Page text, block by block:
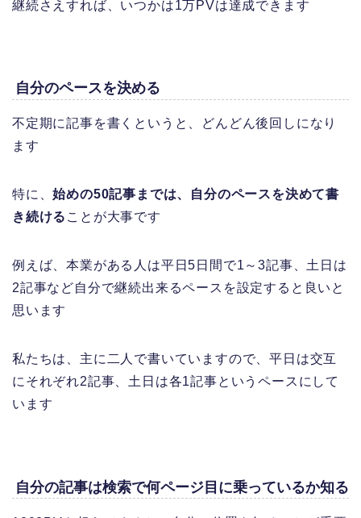
継続さえすれば、いつかは1万PVは達成できます
自分のペースを決める
不定期に記事を書くというと、どんどん後回しになり
ます
特に、始めの50記事までは、自分のペースを決めて書
き続ける ことが大事です
例えば、本業がある人は平日5日間で1～3記事、土日は
2記事など自分で継続出来るペースを設定すると良いと
思います
私たちは、主に二人で書いていますので、平日は交互
にそれぞれ2記事、土日は各1記事というペースにして
います
自分の記事は検索で何ページ目に乗っているか知る